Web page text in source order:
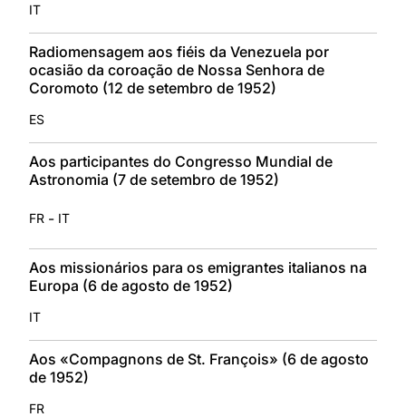
IT
Radiomensagem aos fiéis da Venezuela por
ocasião da coroação de Nossa Senhora de
Coromoto (12 de setembro de 1952)
ES
Aos participantes do Congresso Mundial de
Astronomia (7 de setembro de 1952)
FR - IT
Aos missionários para os emigrantes italianos na
Europa (6 de agosto de 1952)
IT
Aos «Compagnons de St. François» (6 de agosto
de 1952)
FR